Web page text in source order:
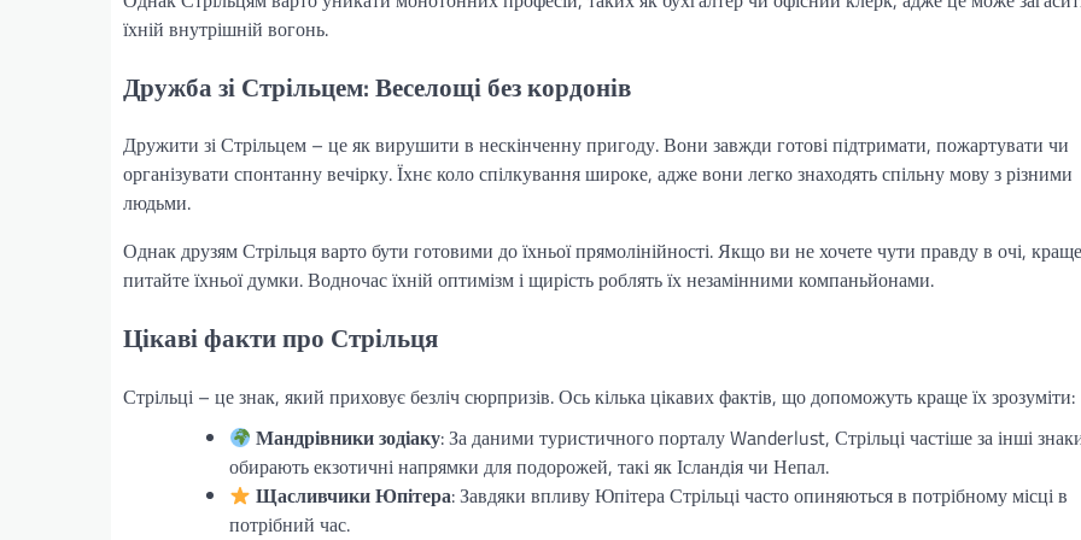
їхній внутрішній вогонь.
Дружба зі Стрільцем: Веселощі без кордонів
Дружити зі Стрільцем – це як вирушити в нескінченну пригоду. Вони завжди готові підтримати, пожартувати чи
організувати спонтанну вечірку. Їхнє коло спілкування широке, адже вони легко знаходять спільну мову з різними
людьми.
Однак друзям Стрільця варто бути готовими до їхньої прямолінійності. Якщо ви не хочете чути правду в очі,
питайте їхньої думки. Водночас їхній оптимізм і щирість роблять їх незамінними компаньйонами.
Цікаві факти про Стрільця
Стрільці – це знак, який приховує безліч сюрпризів. Ось кілька цікавих фактів, що допоможуть краще їх зрозуміти:
Мандрівники зодіаку: За даними туристичного порталу Wanderlust, Стрільці частіше за інші
обирають екзотичні напрямки для подорожей, такі як Ісландія чи Непал.
Щасливчики Юпітера: Завдяки впливу Юпітера Стрільці часто опиняються в потрібному місці в
потрібний час.